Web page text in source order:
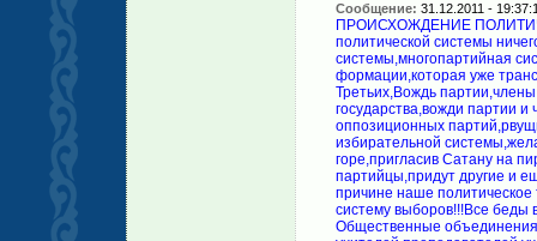
Сообщение: 31.12.2011 -
ПРОИСХОЖДЕНИЕ
политической системы
системы,многопартийная
формации,которая уже
Третьих,Вождь
государства,вожди партии
оппозиционных
избирательной
горе,пригласив Сатану на
партийцы,придут другие и
причине наше
систему выборов!!!Все беды
Общественные